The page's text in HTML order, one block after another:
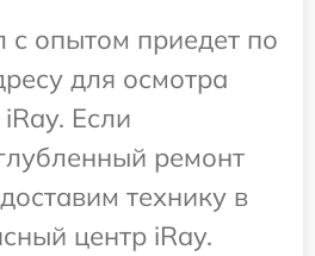
опытом приедет по
для осмотра
Если
ремонт
технику в
центр iRay.